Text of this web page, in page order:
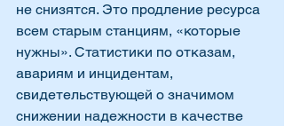
не снизятся. Это продление ресурса
всем старым станциям, «которые
нужны». Статистики по отказам,
авариям и инцидентам,
свидетельствующей о значимом
снижении надежности в качестве